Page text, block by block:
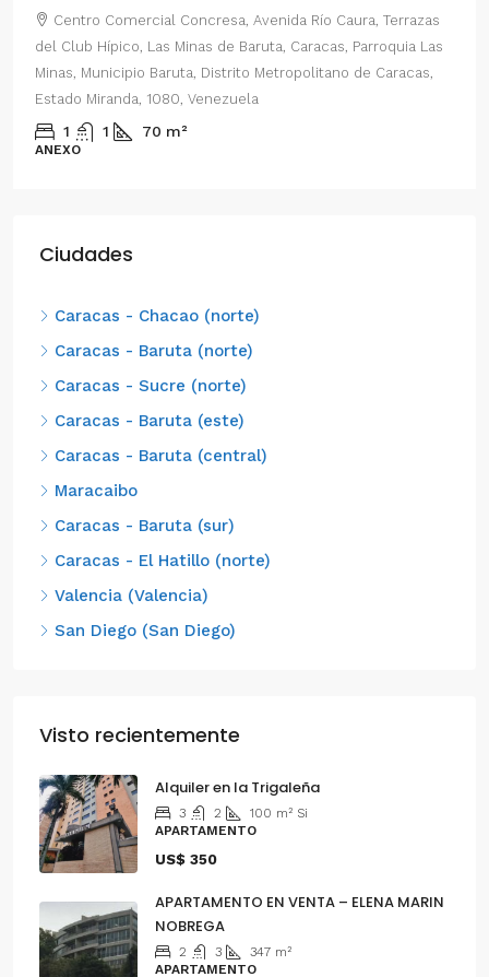
Centro Comercial Concresa, Avenida Río Caura, Terrazas
del Club Hípico, Las Minas de Baruta, Caracas, Parroquia Las
Minas, Municipio Baruta, Distrito Metropolitano de Caracas,
Estado Miranda, 1080, Venezuela
1 1 70 m²
ANEXO
Ciudades
Caracas - Chacao (norte)
Caracas - Baruta (norte)
Caracas - Sucre (norte)
Caracas - Baruta (este)
Caracas - Baruta (central)
Maracaibo
Caracas - Baruta (sur)
Caracas - El Hatillo (norte)
Valencia (Valencia)
San Diego (San Diego)
Visto recientemente
Alquiler en la Trigaleña
3 2 100 m² Si
APARTAMENTO
US$ 350
APARTAMENTO EN VENTA – ELENA MARIN
NOBREGA
2 3 347 m²
APARTAMENTO